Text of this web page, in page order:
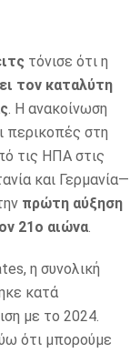
τόνισε ότι η
τον καταλύτη
. Η ανακοίνωση
περικοπές στη
τις ΗΠΑ στις
και Γερμανία—
πρώτη αύξηση
21ο αιώνα
η συνολική
κατά
με το 2024.
ότι μπορούμε